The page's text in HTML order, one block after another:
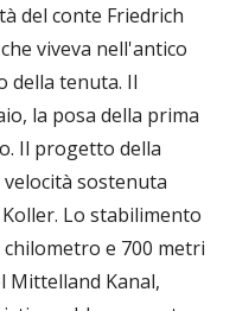
del conte Friedrich
viveva nell'antico
della tenuta. Il
la posa della prima
Il progetto della
sostenuta
Lo stabilimento
e 700 metri
Mittelland Kanal,